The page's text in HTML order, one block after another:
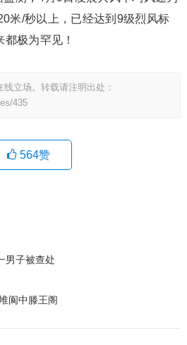
米/秒以上，已经达到9级烈风标
极为罕见！
立场。转载请注明出处：
435
564赞
男子被查处
阆中滕王阁